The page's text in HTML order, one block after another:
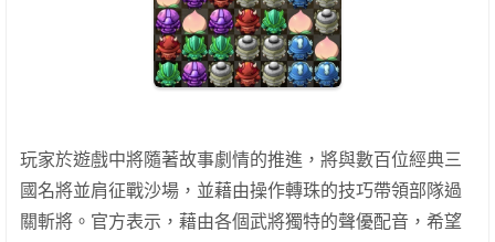
玩家於遊戲中將隨著故事劇情的推進，將與數百位經典三
國名將並肩征戰沙場，並藉由操作轉珠的技巧帶領部隊過
關斬將。官方表示，藉由各個武將獨特的聲優配音，希望